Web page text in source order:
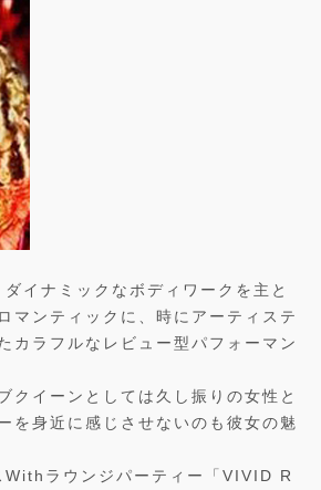
イナミックなボディワークを主と
マンティックに、時にアーティステ
カラフルなレビュー型パフォーマン
クイーンとしては久し振りの女性と
を身近に感じさせないのも彼女の魅
ラウンジパーティー「VIVID R